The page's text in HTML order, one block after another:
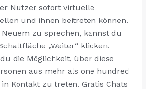
Nutzer sofort virtuelle
und ihnen beitreten können.
zu sprechen, kannst du
„Weiter“ klicken.
die Möglichkeit, über diese
aus mehr als one hundred
Kontakt zu treten. Gratis Chats